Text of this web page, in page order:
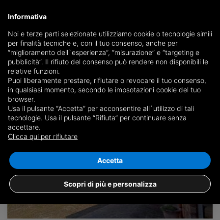
Save search
1 result forproperties for sale in Ticengo
+
−
Informativa
Noi e terze parti selezionate utilizziamo cookie o tecnologie simili
per finalità tecniche e, con il tuo consenso, anche per
“miglioramento dell`esperienza”, “misurazione” e “targeting e
pubblicità”. Il rifiuto del consenso può rendere non disponibili le
relative funzioni.
Puoi liberamente prestare, rifiutare o revocare il tuo consenso,
in qualsiasi momento, secondo le impsotazioni cookie del tuo
browser.
Usa il pulsante “Accetta” per acconsentire all`utilizzo di tali
tecnologie. Usa il pulsante “Rifiuta” per continuare senza
accettare.
Clicca qui per rifiutare
Scopri di più e personalizza
Accetta